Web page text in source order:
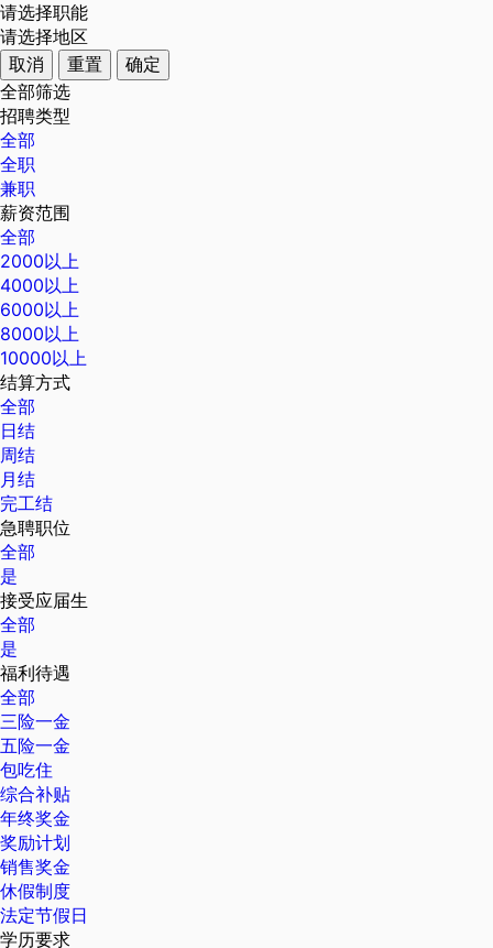
请选择职能
请选择地区
取消
重置
确定
全部筛选
招聘类型
全部
全职
兼职
薪资范围
全部
2000以上
4000以上
6000以上
8000以上
10000以上
结算方式
全部
日结
周结
月结
完工结
急聘职位
全部
是
接受应届生
全部
是
福利待遇
全部
三险一金
五险一金
包吃住
综合补贴
年终奖金
奖励计划
销售奖金
休假制度
法定节假日
学历要求